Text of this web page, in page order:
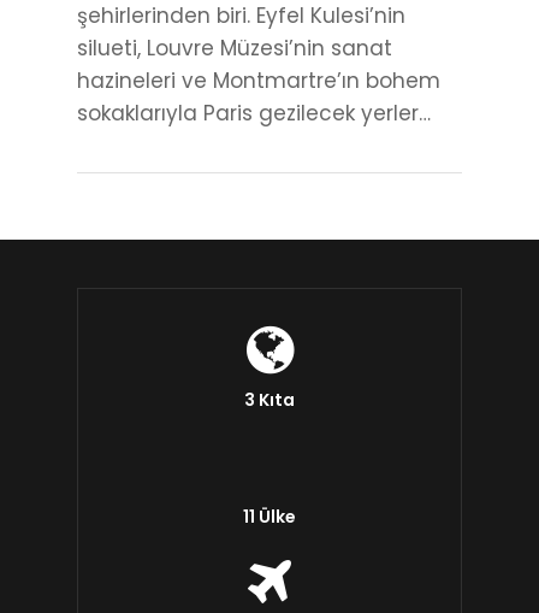
şehirlerinden biri. Eyfel Kulesi’nin
silueti, Louvre Müzesi’nin sanat
hazineleri ve Montmartre’ın bohem
sokaklarıyla Paris gezilecek yerler…
3 Kıta
11 Ülke